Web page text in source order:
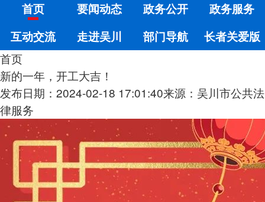
首页 要闻动态 政务公开
政务服务
互动交流
走进吴川 部门导航
长者关爱版
首页
新的一年，开工大吉！
发布日期：2024-02-18 17:01:40来源：吴川市公共法
律服务